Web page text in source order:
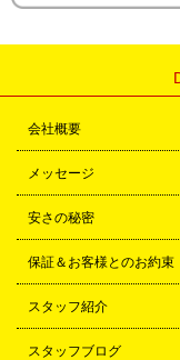
会社概要
メッセージ
安さの秘密
保証＆お客様とのお約束
スタッフ紹介
スタッフブログ